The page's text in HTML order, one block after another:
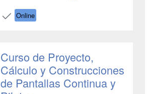
Online
Curso de Proyecto,
Cálculo y Construcciones
de Pantallas Continua y